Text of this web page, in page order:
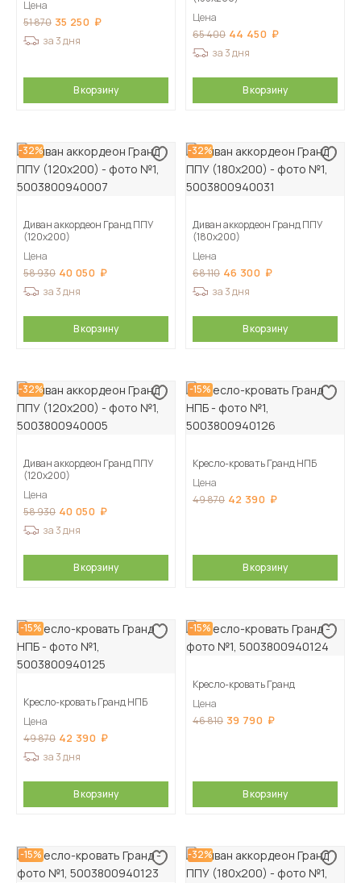
Цена
51 870 35 250
за 3 дня
В корзину
Цена
65 400 44 450
за 3 дня
В корзину
-32%
Диван аккордеон Гранд ППУ
(120х200)
Цена
58 930 40 050
за 3 дня
В корзину
-32%
Диван аккордеон Гранд ППУ
(180х200)
Цена
68 110 46 300
за 3 дня
В корзину
-32%
Диван аккордеон Гранд ППУ
(120х200)
Цена
58 930 40 050
за 3 дня
В корзину
-15%
Кресло-кровать Гранд НПБ
Цена
49 870 42 390
В корзину
-15%
Кресло-кровать Гранд НПБ
Цена
49 870 42 390
за 3 дня
В корзину
-15%
Кресло-кровать Гранд
Цена
46 810 39 790
В корзину
-15% -32%